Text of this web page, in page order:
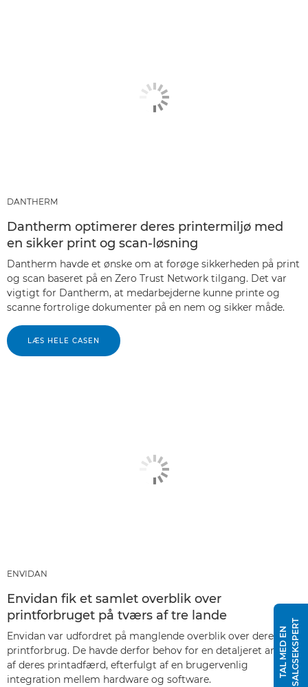
DANTHERM
Dantherm optimerer deres printermiljø med
en sikker print og scan-løsning
Dantherm havde et ønske om at forøge sikkerheden på print
og scan baseret på en Zero Trust Network tilgang. Det var
vigtigt for Dantherm, at medarbejderne kunne printe og
scanne fortrolige dokumenter på en nem og sikker måde.
LÆS HELE CASEN
ENVIDAN
Envidan fik et samlet overblik over
printforbruget på tværs af tre lande
Envidan var udfordret på manglende overblik over deres
printforbrug. De havde derfor behov for en detaljeret analyse
af deres printadfærd, efterfulgt af en brugervenlig
integration mellem hardware og software.
T
A
L
M
E
D
E
N
S
A
L
G
S
E
K
S
P
E
RT